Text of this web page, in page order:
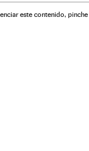
este contenido, pinche